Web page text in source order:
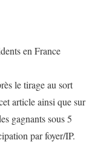
en France
le tirage au sort
article ainsi que sur
gagnants sous 5
par foyer/IP.